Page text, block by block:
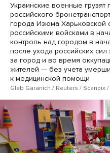
Украинские военные грузят
российского
города Изюма Харьковской
российскими войсками в
контроль над городом в
после ухода российских
за город и во время
жителей — без учета
к медицинской помощи
Gleb Garanich / Reuters / Scanpix /